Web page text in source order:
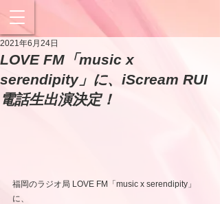
LOVE FM「music x
serendipity」に、iScream RUI
電話生出演決定！
2021年6月24日
福岡のラジオ局 LOVE FM「music x serendipity」
に、